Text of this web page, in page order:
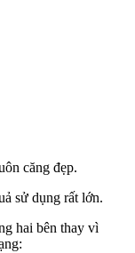
căng đẹp.
sử dụng rất lớn.
hai bên thay vì